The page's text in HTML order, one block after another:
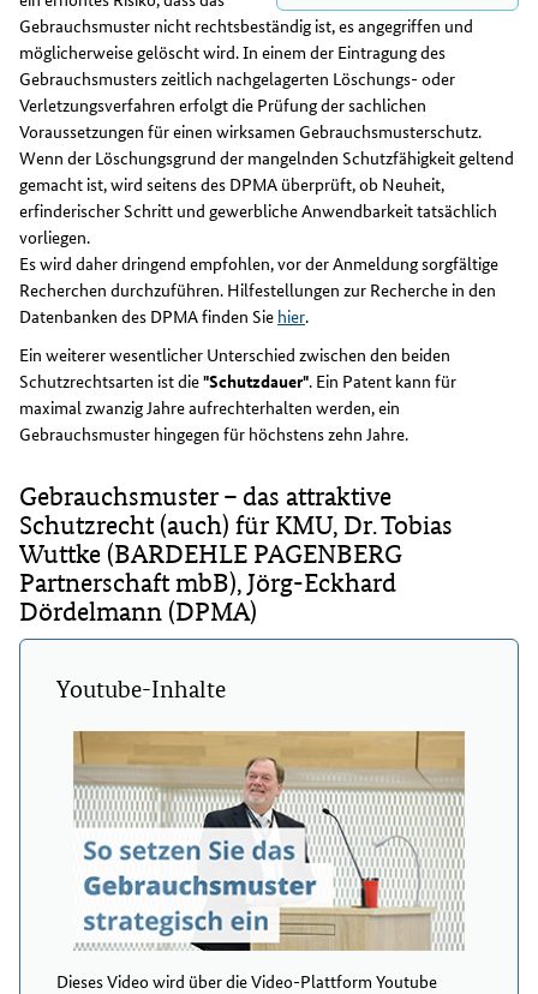
Gebrauchsmuster nicht rechtsbeständig ist, es angegriffen und
möglicherweise gelöscht wird. In einem der Eintragung des
Gebrauchsmusters zeitlich nachgelagerten Löschungs- oder
Verletzungsverfahren erfolgt die Prüfung der sachlichen
Voraussetzungen für einen wirksamen Gebrauchsmusterschutz.
Wenn der Löschungsgrund der mangelnden Schutzfähigkeit geltend
gemacht ist, wird seitens des DPMA überprüft, ob Neuheit,
erfinderischer Schritt und gewerbliche Anwendbarkeit tatsächlich
vorliegen.
Es wird daher dringend empfohlen, vor der Anmeldung sorgfältige
Recherchen durchzuführen. Hilfestellungen zur Recherche in den
Datenbanken des DPMA finden Sie hier.
Ein weiterer wesentlicher Unterschied zwischen den beiden
Schutzrechtsarten ist die"Schutzdauer". Ein Patent kann für
maximal zwanzig Jahre aufrechterhalten werden, ein
Gebrauchsmuster hingegen für höchstens zehn Jahre.
Gebrauchsmuster – das attraktive
Schutzrecht (auch) für KMU, Dr. Tobias
Wuttke (BARDEHLE PAGENBERG
Partnerschaft mbB), Jörg-Eckhard
Dördelmann (DPMA)
Youtube-Inhalte
Dieses Video wird über die Video-Plattform Youtube